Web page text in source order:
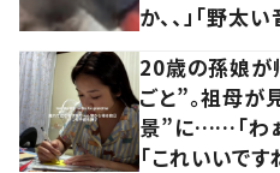
か、、」「野太い
20歳の孫娘が
ごと”。祖母が
景”に……「わぁ
「これいいです